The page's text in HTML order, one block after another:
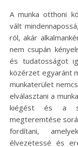
A munka otthoni környezetbe helyezése sokak számára
vált
ról, akár
nem csupán
és tudatosságot
közérzet egyaránt
munkaterület
elválasztani a
kiégést és a
megteremtése
fordítani,
élvezetessé és